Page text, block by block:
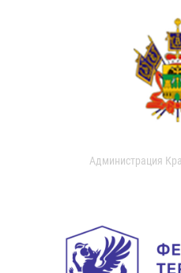
Администрация